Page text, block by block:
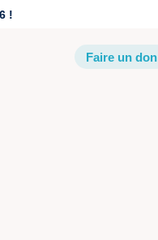
!
Faire un don